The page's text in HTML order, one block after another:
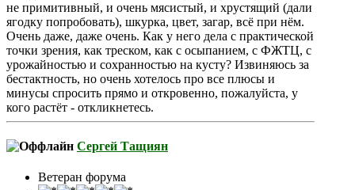
не примитивный, и очень мясистый, и хрустящий (дали
ягодку попробовать), шкурка, цвет, загар, всё при нём.
Очень даже, даже очень. Как у него дела с практической
точки зрения, как треском, как с осыпанием, с ФЖТЦ, с
урожайностью и сохранностью на кусту? Извиняюсь за
бестактность, но очень хотелось про все плюсы и
минусы спросить прямо и откровенно, пожалуйста, у
кого растёт - откликнетесь.
Сергей Тащиян
Ветеран форума